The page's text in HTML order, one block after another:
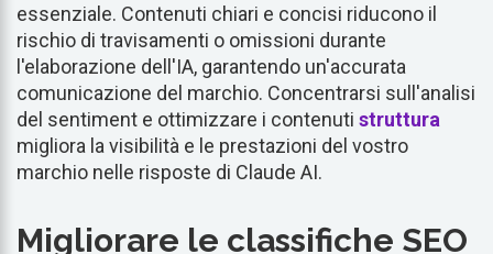
essenziale. Contenuti chiari e concisi riducono il
rischio di travisamenti o omissioni durante
l'elaborazione dell'IA, garantendo un'accurata
comunicazione del marchio. Concentrarsi sull'analisi
del sentiment e ottimizzare i contenuti struttura
migliora la visibilità e le prestazioni del vostro
marchio nelle risposte di Claude AI.
Migliorare le classifiche SEO